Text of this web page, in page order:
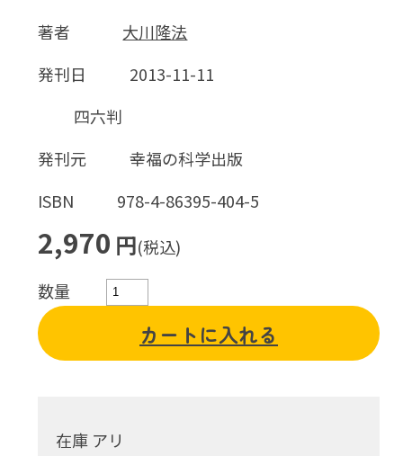
著者
大川隆法
発刊日
2013-11-11
四六判
発刊元
幸福の科学出版
ISBN
978-4-86395-404-5
2,970 円(税込)
数量
カートに入れる
在庫 アリ